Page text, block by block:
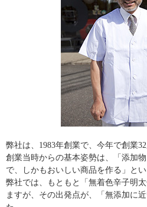
弊社は、1983年創業で、今年で創業
創業当時からの基本姿勢は、「添加
で、しかもおいしい商品を作る」とい
弊社では、もともと「無着色辛子明
ますが、その出発点が、「無添加に